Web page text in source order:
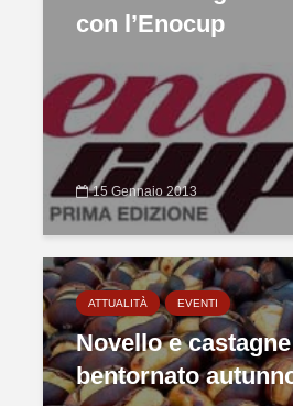
con l’Enocup
15 Gennaio 2013
ATTUALITÀ EVENTI
Novello e
bentornato